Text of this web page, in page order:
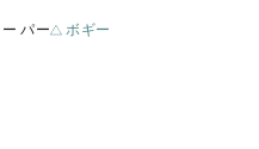
ー パー ボギー